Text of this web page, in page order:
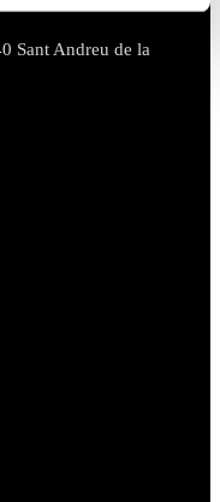
Sant Andreu de la